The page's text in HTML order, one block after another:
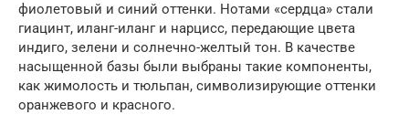
фиолетовый и синий оттенки. Нотами «сердца» стали
гиацинт, иланг-иланг и нарцисс, передающие цвета
индиго, зелени и солнечно-желтый тон. В качестве
насыщенной базы были выбраны такие компоненты,
как жимолость и тюльпан, символизирующие оттенки
оранжевого и красного.